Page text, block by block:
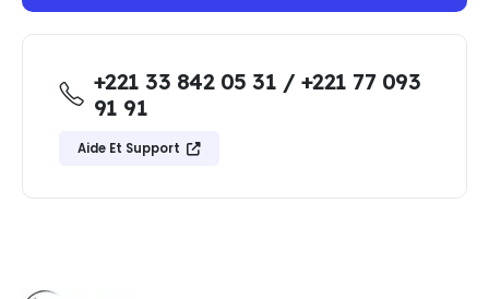
+221 33 842 05 31 / +221 77 093
91 91
Aide Et Support